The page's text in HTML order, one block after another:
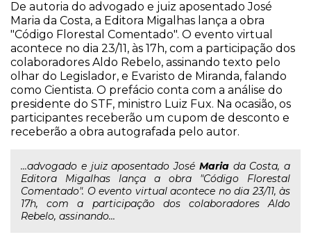
De autoria do advogado e juiz aposentado José
Maria da Costa, a Editora Migalhas lança a obra
"Código Florestal Comentado". O evento virtual
acontece no dia 23/11, às 17h, com a participação dos
colaboradores Aldo Rebelo, assinando texto pelo
olhar do Legislador, e Evaristo de Miranda, falando
como Cientista. O prefácio conta com a análise do
presidente do STF, ministro Luiz Fux. Na ocasião, os
participantes receberão um cupom de desconto e
receberão a obra autografada pelo autor.
...advogado e juiz aposentado José Mariada Costa, a
Editora Migalhas lança a obra "Código Florestal
Comentado". O evento virtual acontece no dia 23/11, às
17h, com a participação dos colaboradores Aldo
Rebelo, assinando...